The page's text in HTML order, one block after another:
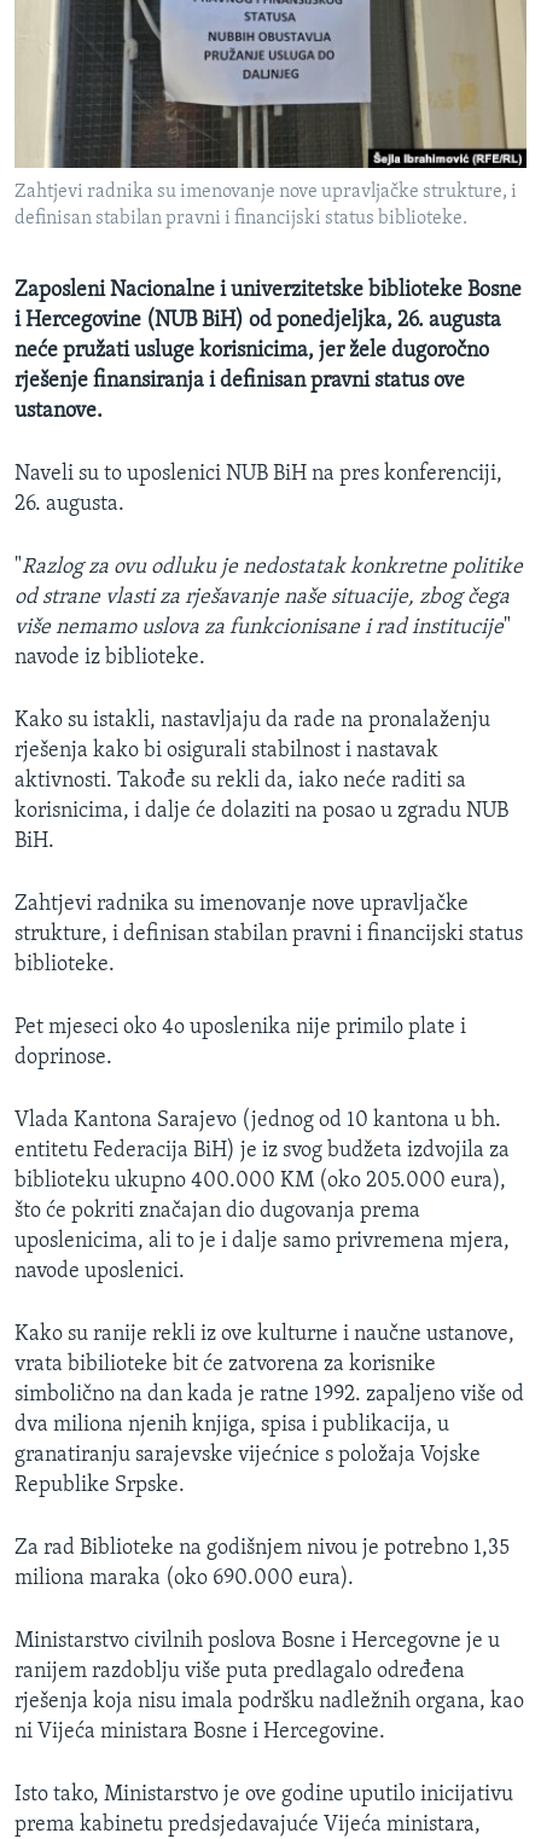
O GLASU AMERIKE
Learning English
PRATITE NAS
Jezici
Zahtjevi radnika su imenovanje nove upravljačke strukture, i
definisan stabilan pravni i financijski status biblioteke.
Zaposleni Nacionalne i univerzitetske biblioteke Bosne
i Hercegovine (NUB BiH) od ponedjeljka, 26. augusta
neće pružati usluge korisnicima, jer žele dugoročno
rješenje finansiranja i definisan pravni status ove
ustanove.
Naveli su to uposlenici NUB BiH na pres konferenciji,
26. augusta.
"Razlog za ovu odluku je nedostatak konkretne politike
od strane vlasti za rješavanje naše situacije, zbog čega
više nemamo uslova za funkcionisane i rad institucije"
navode iz biblioteke.
Kako su istakli, nastavljaju da rade na pronalaženju
rješenja kako bi osigurali stabilnost i nastavak
aktivnosti. Takođe su rekli da, iako neće raditi sa
korisnicima, i dalje će dolaziti na posao u zgradu NUB
BiH.
Zahtjevi radnika su imenovanje nove upravljačke
strukture, i definisan stabilan pravni i financijski status
biblioteke.
Pet mjeseci oko 4o uposlenika nije primilo plate i
doprinose.
Vlada Kantona Sarajevo (jednog od 10 kantona u bh.
entitetu Federacija BiH) je iz svog budžeta izdvojila za
biblioteku ukupno 400.000 KM (oko 205.000 eura),
što će pokriti značajan dio dugovanja prema
uposlenicima, ali to je i dalje samo privremena mjera,
navode uposlenici.
Kako su ranije rekli iz ove kulturne i naučne ustanove,
vrata bibilioteke bit će zatvorena za korisnike
simbolično na dan kada je ratne 1992. zapaljeno više od
dva miliona njenih knjiga, spisa i publikacija, u
granatiranju sarajevske vijećnice s položaja Vojske
Republike Srpske.
Za rad Biblioteke na godišnjem nivou je potrebno 1,35
miliona maraka (oko 690.000 eura).
Ministarstvo civilnih poslova Bosne i Hercegovne je u
ranijem razdoblju više puta predlagalo određena
rješenja koja nisu imala podršku nadležnih organa, kao
ni Vijeća ministara Bosne i Hercegovine.
Isto tako, Ministarstvo je ove godine uputilo inicijativu
prema kabinetu predsjedavajuće Vijeća ministara,